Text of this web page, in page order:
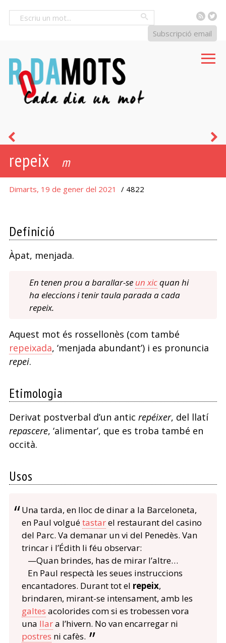
RSS
Subscripció email
repeix m
Dimarts, 19 de gener del 2021 / 4822
Definició
Àpat, menjada.
En tenen prou a barallar-se un xicquan hi
ha eleccions i tenir taula parada a cada
repeix.
Aquest mot és rossellonès (com també
repeixada, ‘menjada abundant’) i es pronuncia
repei.
Etimologia
Derivat postverbal d’un antic repéixer, del llatí
repascere, ‘alimentar’, que es troba també en
occità.
Usos
Una tarda, en lloc de dinar a la Barceloneta,
en Paul volguétastarel restaurant del casino
del Parc. Va demanar un vi del Penedès. Van
trincar i l’Édith li féu observar:
—Quan brindes, has de mirar l’altre…
En Paul respectà les seues instruccions
encantadores. Durant tot el repeix,
brindaren, mirant-se intensament, amb les
galtes acolorides com si es trobessen vora
una llara l’hivern. No van encarregar ni
postres ni cafès.
convit